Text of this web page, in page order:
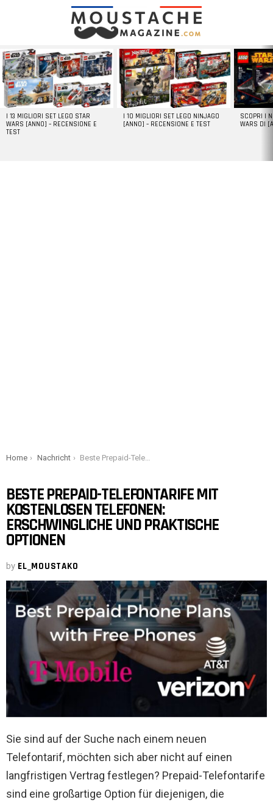
LATEST
STORIES
I 13 MIGLIORI SET LEGO STAR
WARS [ANNO] – RECENSIONE E
TEST
I 10 MIGLIORI SET LEGO NINJAGO
[ANNO] – RECENSIONE E TEST
SCOPRI I
WARS DI
You are here:
Home Nachricht Beste Prepaid-Telefontarife mit kostenlosen Telefonen: Erschwingliche und praktische Optionen
BESTE PREPAID-TELEFONTARIFE MIT
KOSTENLOSEN TELEFONEN:
ERSCHWINGLICHE UND PRAKTISCHE
OPTIONEN
by EL_MOUSTAKO
Sie sind auf der Suche nach einem neuen
Telefontarif, möchten sich aber nicht auf einen
langfristigen Vertrag festlegen? Prepaid-Telefontarife
sind eine großartige Option für diejenigen, die